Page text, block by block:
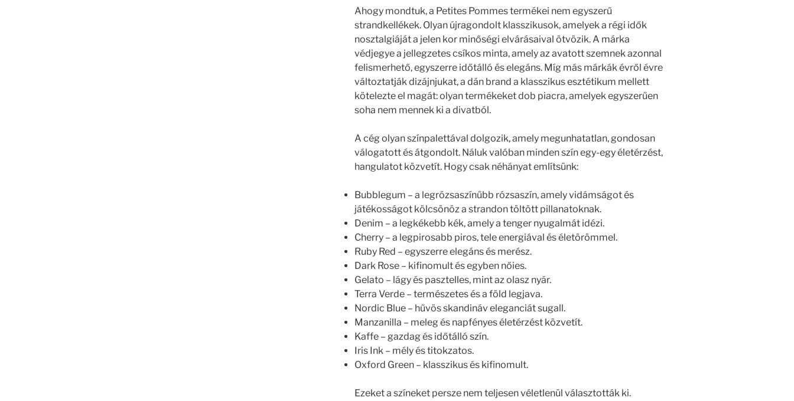
Ahogy mondtuk, a Petites Pommes termékei nem egyszerű
strandkellékek. Olyan újragondolt klasszikusok, amelyek a régi idők
nosztalgiáját a jelen kor minőségi elvárásaival ötvözik. A márka
védjegye a jellegzetes csíkos minta, amely az avatott szemnek azonnal
felismerhető, egyszerre időtálló és elegáns. Míg más márkák évről évre
változtatják dizájnjukat, a dán brand a klasszikus esztétikum mellett
kötelezte el magát: olyan termékeket dob piacra, amelyek egyszerűen
soha nem mennek ki a divatból.
A cég olyan színpalettával dolgozik, amely megunhatatlan, gondosan
válogatott és átgondolt. Náluk valóban minden szín egy-egy életérzést,
hangulatot közvetít. Hogy csak néhányat említsünk:
Bubblegum – a legrózsaszínűbb rózsaszín, amely vidámságot és
játékosságot kölcsönöz a strandon töltött pillanatoknak.
Denim – a legkékebb kék, amely a tenger nyugalmát idézi.
Cherry – a legpirosabb piros, tele energiával és életörömmel.
Ruby Red – egyszerre elegáns és merész.
Dark Rose – kifinomult és egyben nőies.
Gelato – lágy és pasztelles, mint az olasz nyár.
Terra Verde – természetes és a föld legjava.
Nordic Blue – hűvös skandináv eleganciát sugall.
Manzanilla – meleg és napfényes életérzést közvetít.
Kaffe – gazdag és időtálló szín.
Iris Ink – mély és titokzatos.
Oxford Green – klasszikus és kifinomult.
Ezeket a színeket persze nem teljesen véletlenül választották ki.